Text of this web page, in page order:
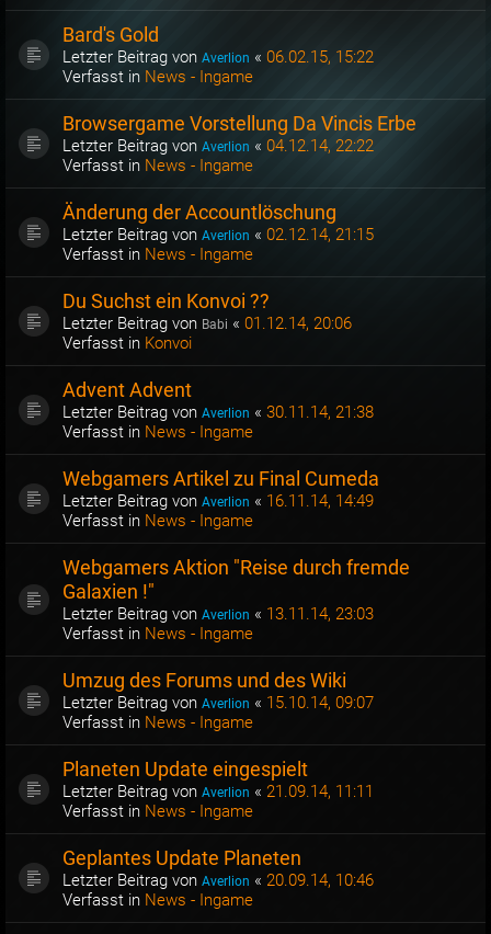
Bard's Gold
Letzter Beitrag von Averlion « 06.02.15, 15:22
Verfasst in News - Ingame
Browsergame Vorstellung Da Vincis Erbe
Letzter Beitrag von Averlion « 04.12.14, 22:22
Verfasst in News - Ingame
Änderung der Accountlöschung
Letzter Beitrag von Averlion « 02.12.14, 21:15
Verfasst in News - Ingame
Du Suchst ein Konvoi ??
Letzter Beitrag von Babi « 01.12.14, 20:06
Verfasst in Konvoi
Advent Advent
Letzter Beitrag von Averlion « 30.11.14, 21:38
Verfasst in News - Ingame
Webgamers Artikel zu Final Cumeda
Letzter Beitrag von Averlion « 16.11.14, 14:49
Verfasst in News - Ingame
Webgamers Aktion "Reise durch fremde
Galaxien !"
Letzter Beitrag von Averlion « 13.11.14, 23:03
Verfasst in News - Ingame
Umzug des Forums und des Wiki
Letzter Beitrag von Averlion « 15.10.14, 09:07
Verfasst in News - Ingame
Planeten Update eingespielt
Letzter Beitrag von Averlion « 21.09.14, 11:11
Verfasst in News - Ingame
Geplantes Update Planeten
Letzter Beitrag von Averlion « 20.09.14, 10:46
Verfasst in News - Ingame